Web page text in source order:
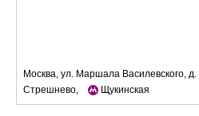
Москва, ул. Маршала Василевского, д.
Стрешнево,
Щукинская